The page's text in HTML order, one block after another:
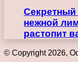
Секретный
нежной
растопит
© Copyright 2026,